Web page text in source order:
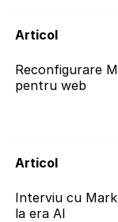
Articol
Reconfigurare
pentru web
Articol
Interviu cu
la era AI